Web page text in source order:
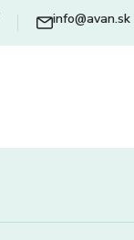
info@avan.sk